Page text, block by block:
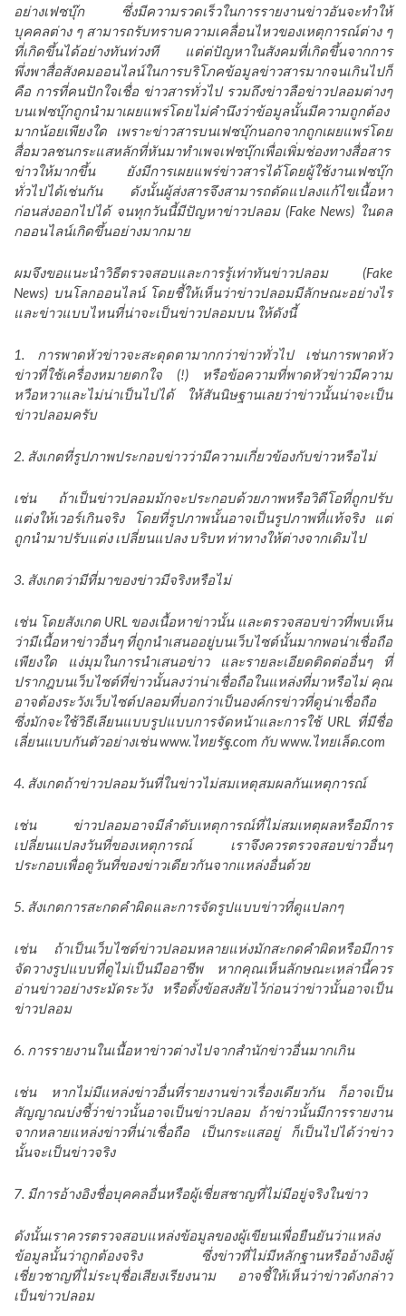
อย่างเฟซบุ๊ก ซึ่งมีความรวดเร็วในการรายงานข่าวอันจะทำให้
บุคคลต่าง ๆ สามารถรับทราบความเคลื่อนไหวของเหตุการณ์ต่าง ๆ
ที่เกิดขึ้นได้อย่างทันท่วงที แต่ต่ปัญหาในสังคมที่เกิดขึ้นจากการ
พึ่งพาสื่อสังคมออนไลน์ในการบริโภคข้อมูลข่าวสารมากจนเกินไปก็
คือ การที่คนปักใจเชื่อ ข่าวสารทั่วไป รวมถึงข่าวลือข่าวปลอมต่างๆ
บนเฟซบุ๊กถูกนำมาเผยแพร่โดยไม่คำนึงว่าข้อมูลนั้นมีความถูกต้อง
มากน้อยเพียงใด เพราะข่าวสารบนเฟซบุ๊กนอกจากถูกเผยแพร่โดย
สื่อมวลชนกระแสหลักที่หันมาทำเพจเฟซบุ๊กเพื่อเพิ่มช่องทางสื่อสาร
ข่าวให้มากขึ้น ยังมีการเผยแพร่ข่าวสารได้โดยผู้ใช้งานเฟซบุ๊ก
ทั่วไปได้เช่นกัน ดังนั้นผู้ส่งสารจึงสามารถดัดแปลงแก้ไขเนื้อหา
ก่อนส่งออกไปได้ จนทุกวันนี้มีปัญหาข่าวปลอม (Fake News) ในดล
กออนไลน์เกิดขึ้นอย่างมากมาย
ผมจึงขอแนะนำวิธีตรวจสอบและการรู้เท่าทันข่าวปลอม (Fake
News) บนโลกออนไลน์ โดยชี้ให้เห็นว่าข่าวปลอมมีลักษณะอย่างไร
และข่าวแบบไหนที่น่าจะเป็นข่าวปลอมบน ให้ดังนี้
1. การพาดหัวข่าวจะสะดุดตามากกว่าข่าวทั่วไป เช่นการพาดหัว
ข่าวที่ใช้เครื่องหมายตกใจ (!) หรือข้อความที่พาดหัวข่าวมีความ
หวือหวาและไม่น่าเป็นไปได้ ให้สันนิษฐานเลยว่าข่าวนั้นน่าจะเป็น
ข่าวปลอมครับ
2. สังเกตที่รูปภาพประกอบข่าวว่ามีความเกี่ยวข้องกับข่าวหรือไม่
เช่น ถ้าเป็นข่าวปลอมมักจะประกอบด้วยภาพหรือวิดีโอที่ถูกปรับ
แต่งให้เวอร์เกินจริง โดยที่รูปภาพนั้นอาจเป็นรูปภาพที่แท้จริง แต่
ถูกนำมาปรับแต่ง เปลี่ยนแปลง บริบท ท่าทางให้ต่างจากเดิมไป
3. สังเกตว่ามีที่มาของข่าวมีจริงหรือไม่
เช่น โดยสังเกต URL ของเนื้อหาข่าวนั้น และตรวจสอบข่าวที่พบเห็น
ว่ามีเนื้อหาข่าวอื่นๆ ที่ถูกนำเสนออยู่บนเว็บไซต์นั้นมากพอน่าเชื่อถือ
เพียงใด แง่มุมในการนำเสนอข่าว และรายละเอียดติดต่ออื่นๆ ที่
ปรากฎบนเว็บไซต์ที่ข่าวนั้นลงว่าน่าเชื่อถือในแหล่งที่มาหรือไม่ คุณ
อาจต้องระวังเว็บไซต์ปลอมที่บอกว่าเป็นองค์กรข่าวที่ดูน่าเชื่อถือ
ซึ่งมักจะใช้วิธีเลียนแบบรูปแบบการจัดหน้าและการใช้ URL ที่มีชื่อ
เลี่ยนแบบกันตัวอย่างเช่น www.ไทยรัฐ.com กับ www.ไทยเล็ด.com
4. สังเกตถ้าข่าวปลอมวันที่ในข่าวไม่สมเหตุสมผลกันเหตุการณ์
เช่น ข่าวปลอมอาจมีลำดับเหตุการณ์ที่ไม่สมเหตุผลหรือมีการ
เปลี่ยนแปลงวันที่ของเหตุการณ์ เราจึงควรตรวจสอบข่าวอื่นๆ
ประกอบเพื่อดูวันที่ของข่าวเดียวกันจากแหล่งอื่นด้วย
5. สังเกตการสะกดคำผิดและการจัดรูปแบบข่าวที่ดูแปลกๆ
เช่น ถ้าเป็นเว็บไซต์ข่าวปลอมหลายแห่งมักสะกดคำผิดหรือมีการ
จัดวางรูปแบบที่ดูไม่เป็นมืออาชีพ หากคุณเห็นลักษณะเหล่านี้ควร
อ่านข่าวอย่างระมัดระวัง หรือตั้งข้อสงสัยไว้ก่อนว่าข่าวนั้นอาจเป็น
ข่าวปลอม
6. การรายงานในเนื้อหาข่าวต่างไปจากสำนักข่าวอื่นมากเกิน
เช่น หากไม่มีแหล่งข่าวอื่นที่รายงานข่าวเรื่องเดียวกัน ก็อาจเป็น
สัญญาณบ่งชี้ว่าข่าวนั้นอาจเป็นข่าวปลอม ถ้าข่าวนั้นมีการรายงาน
จากหลายแหล่งข่าวที่น่าเชื่อถือ เป็นกระแสอยู่ ก็เป็นไปได้ว่าข่าว
นั้นจะเป็นข่าวจริง
7. มีการอ้างอิงชื่อบุคคลอื่นหรือผู้เชี่ยสชาญที่ไม่มีอยู่จริงในข่าว
ดังนั้นเราควรตรวจสอบแหล่งข้อมูลของผู้เขียนเพื่อยืนยันว่าแหล่ง
ข้อมูลนั้นว่าถูกต้องจริง ซึ่งข่าวที่ไม่มีหลักฐานหรืออ้างอิงผู้
เชี่ยวชาญที่ไม่ระบุชื่อเสียงเรียงนาม อาจชี้ให้เห็นว่าข่าวดังกล่าว
เป็นข่าวปลอม